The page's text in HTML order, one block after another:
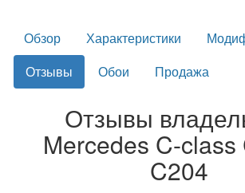
Обзор Характеристики
Отзывы
Обои Продажа
Отзывы
Mercedes C-class
C204